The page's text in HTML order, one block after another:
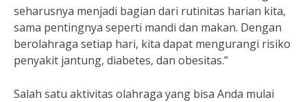
seharusnya menjadi bagian dari rutinitas harian kita,
sama pentingnya seperti mandi dan makan. Dengan
berolahraga setiap hari, kita dapat mengurangi risiko
penyakit jantung, diabetes, dan obesitas.”
Salah satu aktivitas olahraga yang bisa Anda mulai